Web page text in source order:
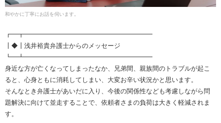
和やかに丁寧にお話を伺います。
┏━┳━━━━━━━━━━━━━━━━━━━━
┃◆┃浅井裕貴弁護士からのメッセージ
┗━┻━━━━━━━━━━━━━━━━━━━━
身近な方が亡くなってしまったなか、兄弟間、親族間のトラブルが起こ
ると、心身ともに消耗してしまい、大変お辛い状況かと思います。
そんなとき弁護士があいだに入り、今後の関係性なども考慮しながら問
題解決に向けて並走することで、依頼者さまの負荷は大きく軽減されま
す。